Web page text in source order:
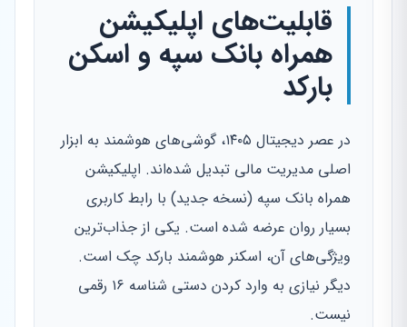
قابلیت‌های اپلیکیشن
همراه بانک سپه و اسکن
بارکد
در عصر دیجیتال ۱۴۰۵، گوشی‌های هوشمند به ابزار
اصلی مدیریت مالی تبدیل شده‌اند. اپلیکیشن
همراه بانک سپه (نسخه جدید) با رابط کاربری
بسیار روان عرضه شده است. یکی از جذاب‌ترین
ویژگی‌های آن، اسکنر هوشمند بارکد چک است.
دیگر نیازی به وارد کردن دستی شناسه ۱۶ رقمی
نیست.